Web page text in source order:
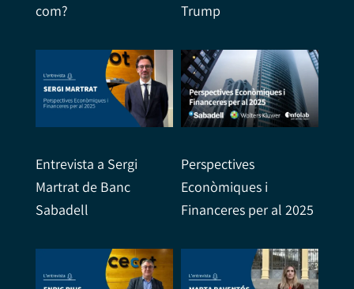
com?
Trump
Entrevista a Sergi
Martrat de Banc
Sabadell
Perspectives
Econòmiques i
Financeres per al 2025